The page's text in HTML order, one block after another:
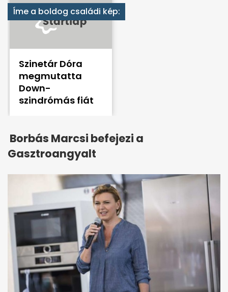
Íme a boldog családi kép:
Szinetár Dóra
megmutatta
Down-
szindrómás fiát
Borbás Marcsi befejezi a
Gasztroangyalt